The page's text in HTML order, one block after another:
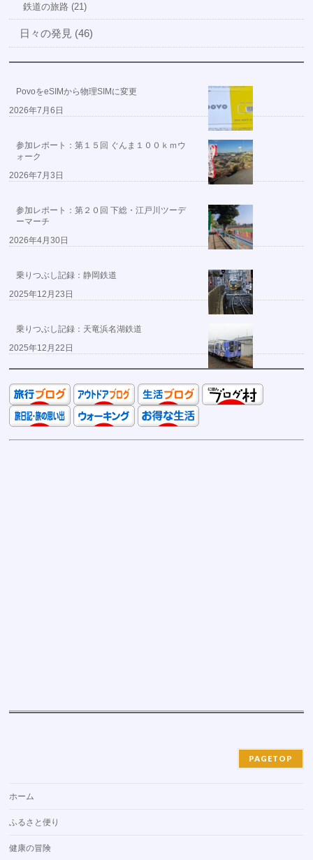
鉄道の旅路 (21)
日々の発見 (46)
PovoをeSIMから物理SIMに変更
2026年7月6日
参加レポート：第１５回 ぐんま１００ｋｍウ
ォーク
2026年7月3日
参加レポート：第２０回 下総・江戸川ツーデ
ーマーチ
2026年4月30日
乗りつぶし記録：静岡鉄道
2025年12月23日
乗りつぶし記録：天竜浜名湖鉄道
2025年12月22日
PAGETOP
ホーム
ふるさと便り
健康の冒険